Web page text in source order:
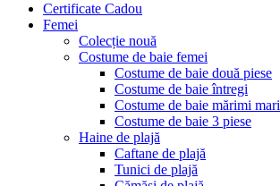
Certificate Cadou
Femei
Colecție nouă
Costume de baie femei
Costume de baie două piese
Costume de baie întregi
Costume de baie mărimi mari
Costume de baie 3 piese
Haine de plajă
Caftane de plajă
Tunici de plajă